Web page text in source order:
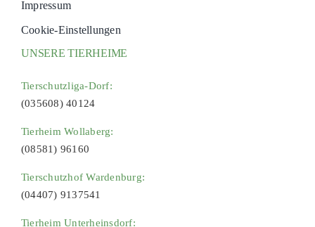
Impressum
Cookie-Einstellungen
UNSERE TIERHEIME
Tierschutzliga-Dorf:
(035608) 40124
Tierheim Wollaberg:
(08581) 96160
Tierschutzhof Wardenburg:
(04407) 9137541
Tierheim Unterheinsdorf: